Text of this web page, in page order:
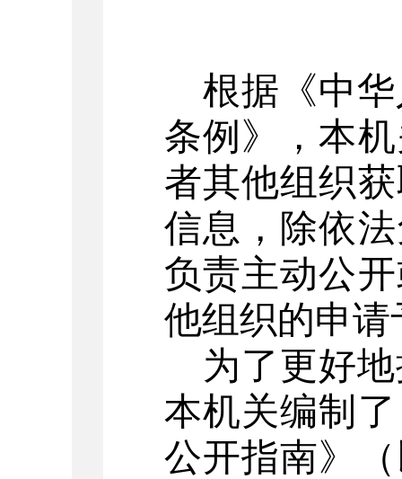
根据《中
条例》，本
者其他组织
信息，除依
负责主动公
他组织的申
为了更好
本机关编制
公开指南》